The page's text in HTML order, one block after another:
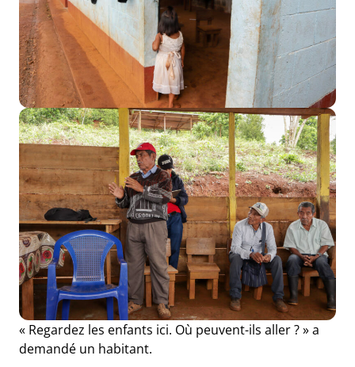
« Regardez les enfants ici. Où peuvent-ils aller ? » a
demandé un habitant.